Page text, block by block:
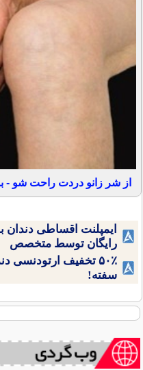
از شر زانو دردت راحت شو
ایمپلنت اقساطی دندان
رایگان توسط متخصص
۵۰٪ تخفیف ارتودنسی
سفته!